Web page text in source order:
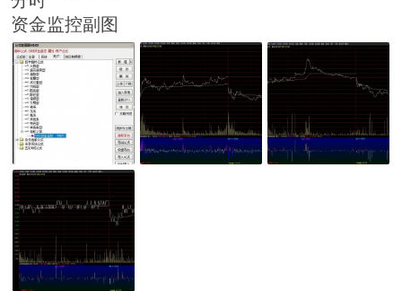
资金监控副图